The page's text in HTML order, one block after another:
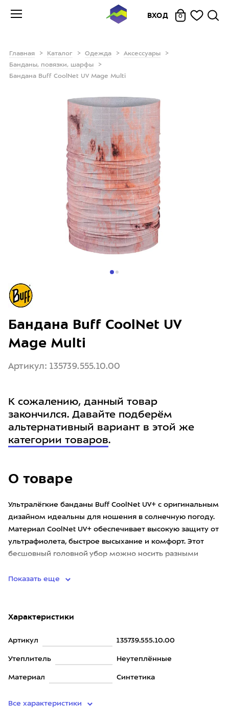
ВХОД 0
Главная Каталог Одежда
Аксессуары
Банданы, повязки, шарфы
Бандана Buff CoolNet UV Mage Multi
О товаре
Ультралёгкие банданы Buff CoolNet UV+ с оригинальным
дизайном идеальны для ношения в солнечную погоду.
Материал CoolNet UV+ обеспечивает высокую защиту от
ультрафиолета, быстрое высыхание и комфорт. Этот
бесшовный головной убор можно носить разными
Показать еще
Характеристики
Артикул 135739.555.10.00
Утеплитель Неутеплённые
Материал Синтетика
Все характеристики
Бандана Buff CoolNet UV
Mage Multi
Артикул: 135739.555.10.00
К сожалению, данный товар
закончился. Давайте подберём
альтернативный вариант в этой же
категории товаров.